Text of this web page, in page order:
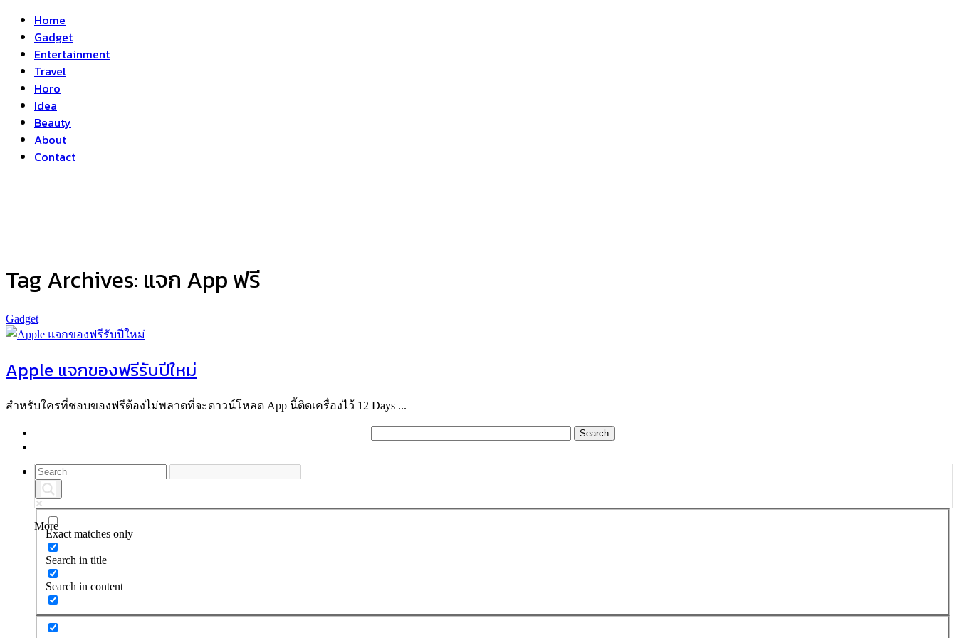
Home
Gadget
Entertainment
Travel
Horo
Idea
Beauty
About
Contact
Tag Archives: แจก App ฟรี
Gadget
Apple แจกของฟรีรับปีใหม่
สำหรับใครที่ชอบของฟรีต้องไม่พลาดที่จะดาวน์โหลด App นี้ติดเครื่องไว้ 12 Days ...
More
Exact matches only
Search in title
Search in content